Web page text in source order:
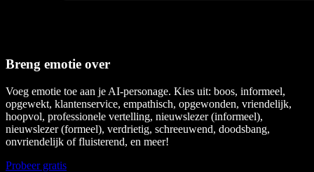
Breng emotie over
Voeg emotie toe aan je AI-personage. Kies uit: boos, informeel,
opgewekt, klantenservice, empathisch, opgewonden, vriendelijk,
hoopvol, professionele vertelling, nieuwslezer (informeel),
nieuwslezer (formeel), verdrietig, schreeuwend, doodsbang,
onvriendelijk of fluisterend, en meer!
Probeer gratis